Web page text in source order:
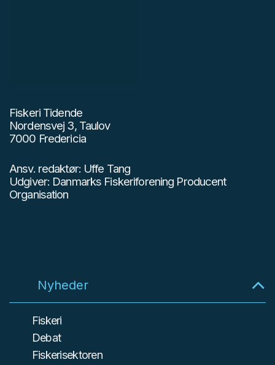
Fiskeri Tidende
Nordensvej 3, Taulov
7000 Fredericia
Ansv. redaktør: Uffe Tang
Udgiver: Danmarks Fiskeriforening Producent
Organisation
Nyheder
Fiskeri
Debat
Fiskerisektoren